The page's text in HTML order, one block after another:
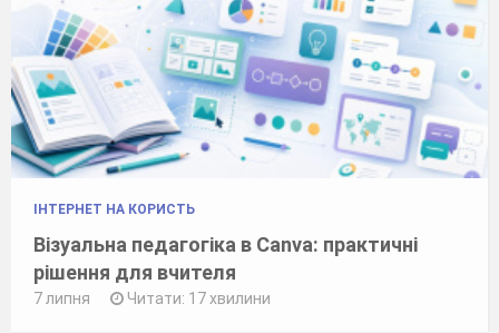
ІНТЕРНЕТ НА КОРИСТЬ
Візуальна педагогіка в Canva: практичні
рішення для вчителя
7 липня Читати: 17 хвилини